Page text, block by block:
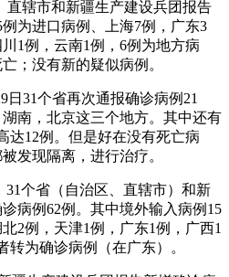
直辖市和新疆生产建设兵团报告
为进口病例、上海7例，广东3
1例，云南1例，6例为地方病
；没有新的疑似病例。
日31个省再次通报确诊病例21
南，北京这三个地方。其中还有
达12例。但是好在没有死亡病
发现隔离，进行治疗。
31个省（自治区、直辖市）和新
病例62例。其中境外输入病例15
2例，天津1例，广东1例，广西1
转为确诊病例（在广东）。